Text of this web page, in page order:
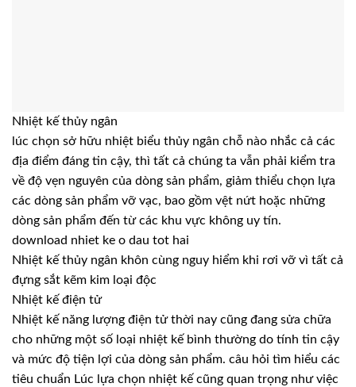
Nhiệt kế thủy ngân
lúc chọn sở hữu nhiệt biểu thủy ngân chỗ nào nhắc cả các
địa điểm đáng tin cậy, thì tất cả chúng ta vẫn phải kiểm tra
về độ vẹn nguyên của dòng sản phẩm, giảm thiểu chọn lựa
các dòng sản phẩm vỡ vạc, bao gồm vệt nứt hoặc những
dòng sản phẩm đến từ các khu vực không uy tín.
download nhiet ke o dau tot hai
Nhiệt kế thủy ngân khôn cùng nguy hiểm khi rơi vỡ vì tất cả
đựng sắt kẽm kim loại độc
Nhiệt kế điện tử
Nhiệt kế năng lượng điện tử thời nay cũng đang sửa chữa
cho những một số loại nhiệt kế bình thường do tính tin cậy
và mức độ tiện lợi của dòng sản phẩm. câu hỏi tìm hiểu các
tiêu chuẩn Lúc lựa chọn nhiệt kế cũng quan trọng như việc